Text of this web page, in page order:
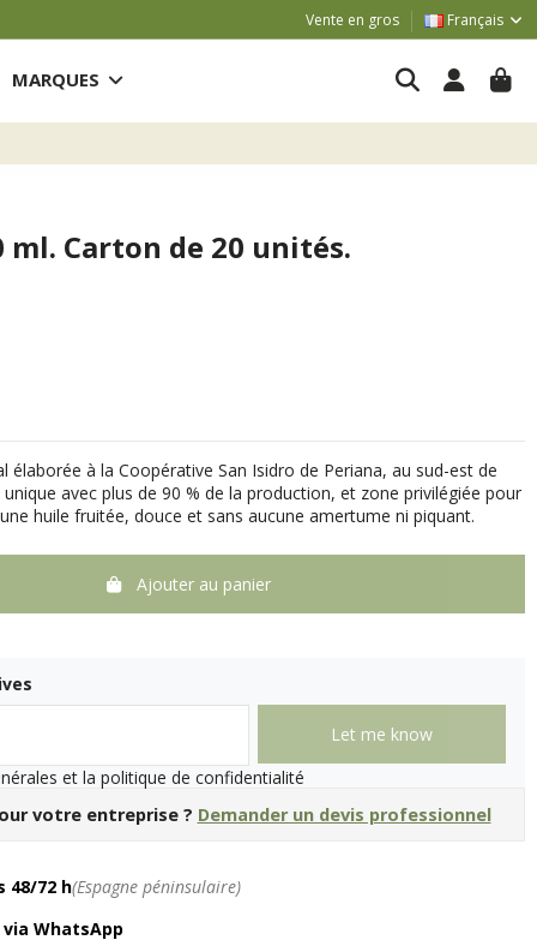
Vente en gros Français
MARQUES
ml. Carton de 20 unités.
élaborée à la Coopérative San Isidro de Periana, au sud-est de
avec plus de 90 % de la production, et zone privilégiée pour
huile fruitée, douce et sans aucune amertume ni piquant.
Ajouter au panier
et la politique de confidentialité
votre entreprise ? Demander un devis professionnel
48/72 h(Espagne péninsulaire)
WhatsApp